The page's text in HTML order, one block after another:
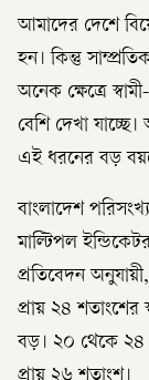
আমাদের দেশে
হন। কিন্তু
অনেক ক্ষেত্রে
বেশি দেখা
এই ধরনের বড়
বাংলাদেশ
মাল্টিপল
প্রতিবেদন
প্রায় ২৪ শতাংশের
বড়। ২০ থেকে ২৪